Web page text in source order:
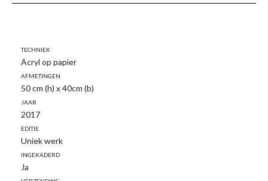
Techniek
Acryl op papier
Afmetingen
50 cm (h) x 40cm (b)
Jaar
2017
Editie
Uniek werk
Ingekaderd
Ja